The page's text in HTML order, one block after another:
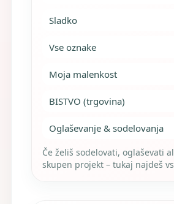
Sladko
Vse oznake
Moja malenkost
BISTVO (trgovina)
Oglaševanje & sodelovanja
Če želiš sodelovati, oglaševati
skupen projekt – tukaj najdeš